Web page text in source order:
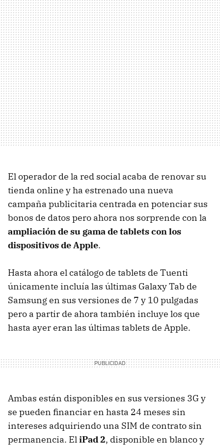
El operador de la red social acaba de renovar su
tienda online y ha estrenado una nueva
campaña publicitaria centrada en potenciar sus
bonos de datos pero ahora nos sorprende con la
ampliación de su gama de tablets con los
dispositivos de Apple.
Hasta ahora el catálogo de tablets de Tuenti
únicamente incluía las últimas Galaxy Tab de
Samsung en sus versiones de 7 y 10 pulgadas
pero a partir de ahora también incluye los que
hasta ayer eran las últimas tablets de Apple.
Ambas están disponibles en sus versiones 3G y
se pueden financiar en hasta 24 meses sin
intereses adquiriendo una SIM de contrato sin
permanencia. EliPad 2, disponible en blanco y